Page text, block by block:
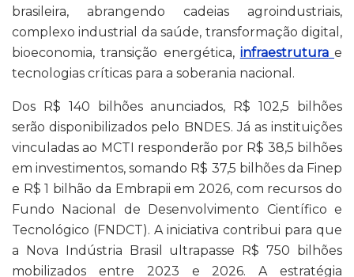
brasileira, abrangendo cadeias agroindustriais,
complexo industrial da saúde, transformação digital,
bioeconomia, transição energética, infraestrutura e
tecnologias críticas para a soberania nacional.
Dos R$ 140 bilhões anunciados, R$ 102,5 bilhões
serão disponibilizados pelo BNDES. Já as instituições
vinculadas ao MCTI responderão por R$ 38,5 bilhões
em investimentos, somando R$ 37,5 bilhões da Finep
e R$ 1 bilhão da Embrapii em 2026, com recursos do
Fundo Nacional de Desenvolvimento Científico e
Tecnológico (FNDCT). A iniciativa contribui para que
a Nova Indústria Brasil ultrapasse R$ 750 bilhões
mobilizados entre 2023 e 2026. A estratégia